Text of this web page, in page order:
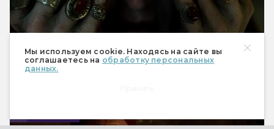
Мы используем cookie. Находясь на сайте вы
соглашаетесь на обработку персональных
данных.
Финальный трейлер «Астрала 6»